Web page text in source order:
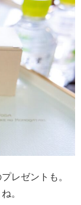
レゼントも。
。